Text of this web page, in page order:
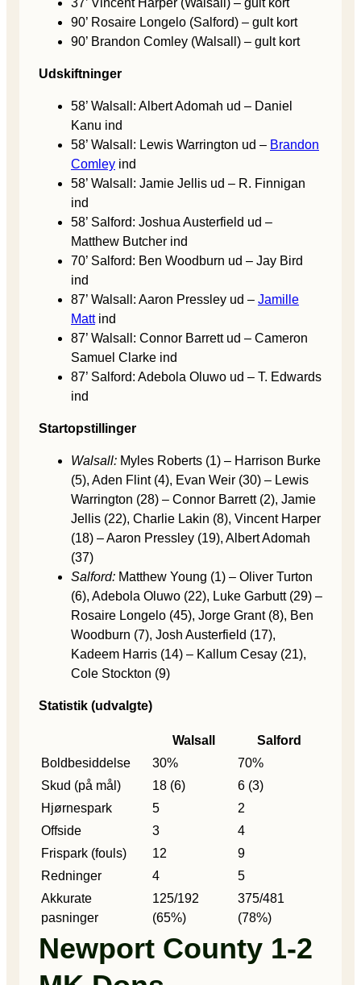
90’ Rosaire Longelo (Salford) – gult kort
90’ Brandon Comley (Walsall) – gult kort
Udskiftninger
58’ Walsall: Albert Adomah ud – Daniel
Kanu ind
58’ Walsall: Lewis Warrington ud – Brandon
Comley ind
58’ Walsall: Jamie Jellis ud – R. Finnigan
ind
58’ Salford: Joshua Austerfield ud –
Matthew Butcher ind
70’ Salford: Ben Woodburn ud – Jay Bird
ind
87’ Walsall: Aaron Pressley ud – Jamille
Mattind
87’ Walsall: Connor Barrett ud – Cameron
Samuel Clarke ind
87’ Salford: Adebola Oluwo ud – T. Edwards
ind
Startopstillinger
Walsall: Myles Roberts (1) – Harrison Burke
(5), Aden Flint (4), Evan Weir (30) – Lewis
Warrington (28) – Connor Barrett (2), Jamie
Jellis (22), Charlie Lakin (8), Vincent Harper
(18) – Aaron Pressley (19), Albert Adomah
(37)
Salford: Matthew Young (1) – Oliver Turton
(6), Adebola Oluwo (22), Luke Garbutt (29) –
Rosaire Longelo (45), Jorge Grant (8), Ben
Woodburn (7), Josh Austerfield (17),
Kadeem Harris (14) – Kallum Cesay (21),
Cole Stockton (9)
Statistik (udvalgte)
Walsall
Salford
Boldbesiddelse
30%
70%
Skud (på mål)
18 (6)
6 (3)
Hjørnespark
5
2
Offside
3
4
Frispark (fouls)
12
9
Redninger
4
5
Akkurate
pasninger
125/192
(65%)
375/481
(78%)
Newport County 1-2